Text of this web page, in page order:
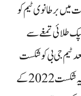
میں برطانوی ٹیم کو
طلائی تمغے سے
ٹیم جی بی کو شکست
دے کر چوتھا طلائی تمغہ جیتنے کا موقع چھین لیا۔ یہ شکست 2022 کے